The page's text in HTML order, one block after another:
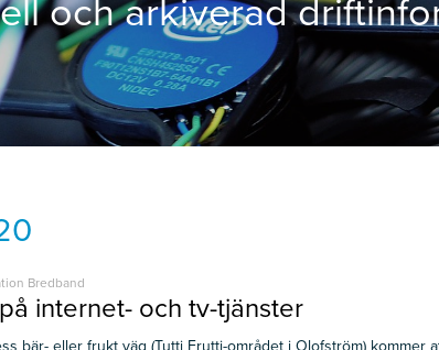
och arkiverad
Bredband
internet- och tv-tjänster
bär- eller frukt väg (Tutti Frutti-området i Olofström) kommer